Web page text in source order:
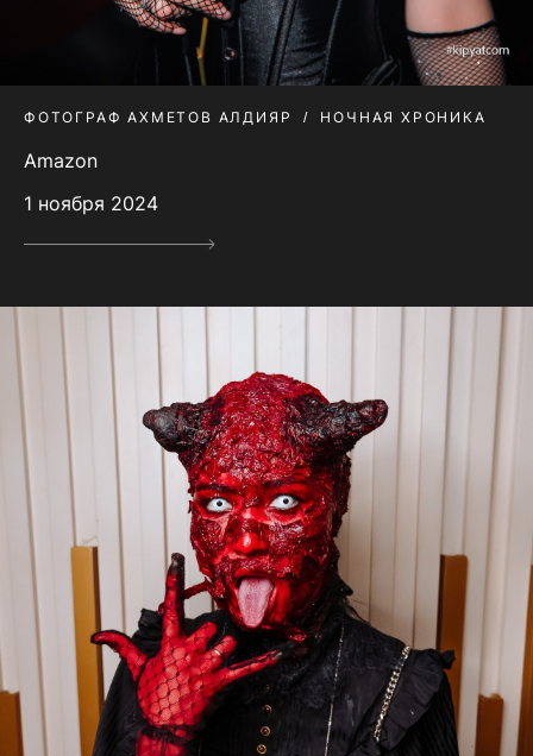
ФОТОГРАФ АХМЕТОВ АЛДИЯР НОЧНАЯ ХРОНИКА
Amazon
1 ноября 2024